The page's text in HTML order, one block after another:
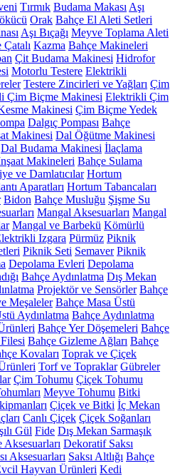
Tırmık Budama Makası Aşı
Orak Bahçe El Aleti Setleri
Aşı Bıçağı Meyve Toplama Aleti
Çatalı Kazma Bahçe Makineleri
Çit Budama Makinesi Hidrofor
Motorlu Testere Elektrikli
Testere Zincirleri ve Yağları Çim
Çim Biçme Makinesi Elektrikli Çim
Makinesi Çim Biçme Yedek
Dalgıç Pompası Bahçe
Makinesi Dal Öğütme Makinesi
Dal Budama Makinesi İlaçlama
Makineleri Bahçe Sulama
ve Damlatıcılar Hortum
Aparatları Hortum Tabancaları
Bidon Bahçe Musluğu Şişme Su
Mangal Aksesuarları Mangal
Mangal ve Barbekü Kömürlü
Izgara Pürmüz Piknik
Piknik Seti Semaver Piknik
Depolama Evleri Depolama
Bahçe Aydınlatma Dış Mekan
Projektör ve Sensörler Bahçe
Meşaleler Bahçe Masa Üstü
Aydınlatma Bahçe Aydınlatma
Bahçe Yer Döşemeleri Bahçe
Bahçe Gizleme Ağları Bahçe
Kovaları Toprak ve Çiçek
Torf ve Topraklar Gübreler
Çim Tohumu Çiçek Tohumu
Meyve Tohumu Bitki
Çiçek ve Bitki İç Mekan
Canlı Çiçek Çiçek Soğanları
Gül Fide Dış Mekan Sarmaşık
Aksesuarları Dekoratif Saksı
Aksesuarları Saksı Altlığı Bahçe
Hayvan Ürünleri Kedi